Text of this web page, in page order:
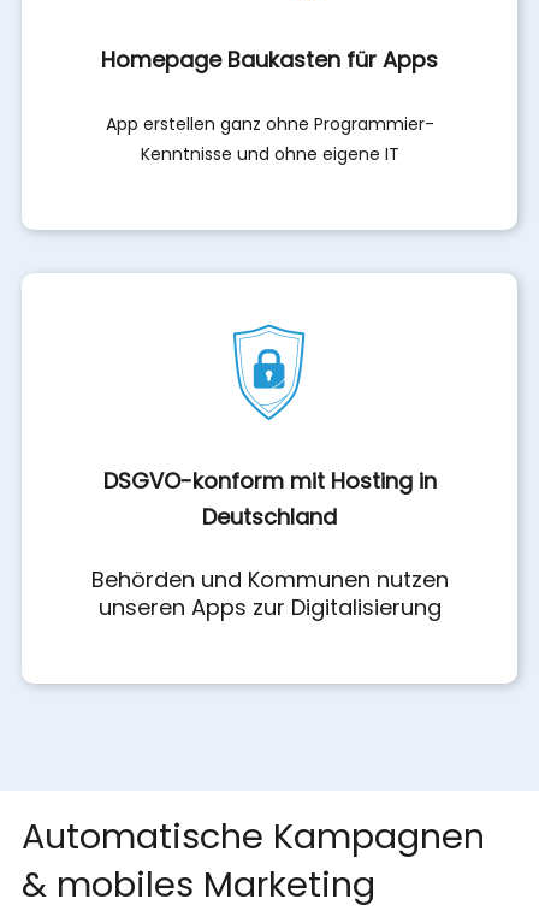
Homepage Baukasten für Apps
App erstellen ganz ohne Programmier-
Kenntnisse und ohne eigene IT
DSGVO-konform mit Hosting in
Deutschland
Behörden und Kommunen nutzen
unseren Apps zur Digitalisierung
Automatische Kampagnen
& mobiles Marketing